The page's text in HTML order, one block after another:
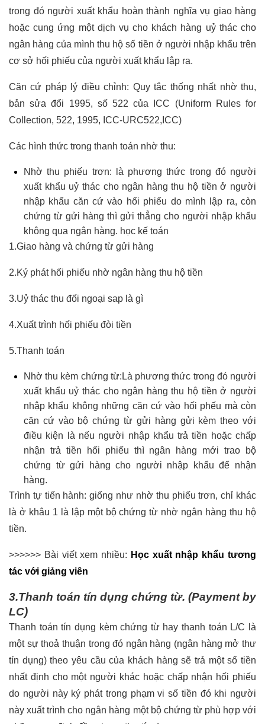
trong đó người xuất khẩu hoàn thành nghĩa vụ giao hàng
hoặc cung ứng một dịch vụ cho khách hàng uỷ thác cho
ngân hàng của mình thu hộ số tiền ở người nhập khẩu trên
cơ sở hối phiếu của người xuất khẩu lập ra.
Căn cứ pháp lý điều chỉnh: Quy tắc thống nhất nhờ thu,
bản sửa đổi 1995, số 522 của ICC (Uniform Rules for
Collection, 522, 1995, ICC-URC522,ICC)
Các hình thức trong thanh toán nhờ thu:
Nhờ thu phiếu trơn: là phương thức trong đó người
xuất khẩu uỷ thác cho ngân hàng thu hộ tiền ở người
nhập khẩu căn cứ vào hối phiếu do mình lập ra, còn
chứng từ gửi hàng thì gửi thẳng cho người nhập khẩu
không qua ngân hàng. học kế toán
1.Giao hàng và chứng từ gửi hàng
2.Ký phát hối phiếu nhờ ngân hàng thu hộ tiền
3.Uỷ thác thu đối ngoại sap là gì
4.Xuất trình hối phiếu đòi tiền
5.Thanh toán
Nhờ thu kèm chứng từ:Là phương thức trong đó người
xuất khẩu uỷ thác cho ngân hàng thu hộ tiền ở người
nhập khẩu không những căn cứ vào hối phếu mà còn
căn cứ vào bộ chứng từ gửi hàng gửi kèm theo với
điều kiện là nếu người nhập khẩu trả tiền hoặc chấp
nhận trả tiền hối phiếu thì ngân hàng mới trao bộ
chứng từ gửi hàng cho người nhập khẩu để nhận
hàng.
Trình tự tiến hành: giống như nhờ thu phiếu trơn, chỉ khác
là ở khâu 1 là lập một bộ chứng từ nhờ ngân hàng thu hộ
tiền.
>>>>>> Bài viết xem nhiều: Học xuất nhập khẩu tương
tác với giảng viên
3.Thanh toán tín dụng chứng từ. (Payment by
LC)
Thanh toán tín dụng kèm chứng từ hay thanh toán L/C là
một sự thoả thuận trong đó ngân hàng (ngân hàng mở thư
tín dụng) theo yêu cầu của khách hàng sẽ trả một số tiền
nhất định cho một người khác hoặc chấp nhận hối phiếu
do người này ký phát trong phạm vi số tiền đó khi người
này xuất trình cho ngân hàng một bộ chứng từ phù hợp với